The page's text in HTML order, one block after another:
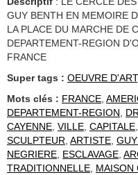
GUY BENTH EN MEMOIRE
LA PLACE DU MARCHE DE
DEPARTEMENT-REGION
FRANCE
Super tags : OEUVRE D'ART
Mots clés : FRANCE,
DEPARTEMENT-REGION,
CAYENNE, VILLE, CAPITALE,
SCULPTEUR, ARTISTE,
NEGRIERE, ESCLAVAGE,
TRADITIONNELLE, MAISON